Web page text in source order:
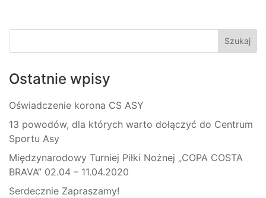
Ostatnie wpisy
Oświadczenie korona CS ASY
13 powodów, dla których warto dołączyć do Centrum
Sportu Asy
Międzynarodowy Turniej Piłki Nożnej „COPA COSTA
BRAVA” 02.04 – 11.04.2020
Serdecznie Zapraszamy!